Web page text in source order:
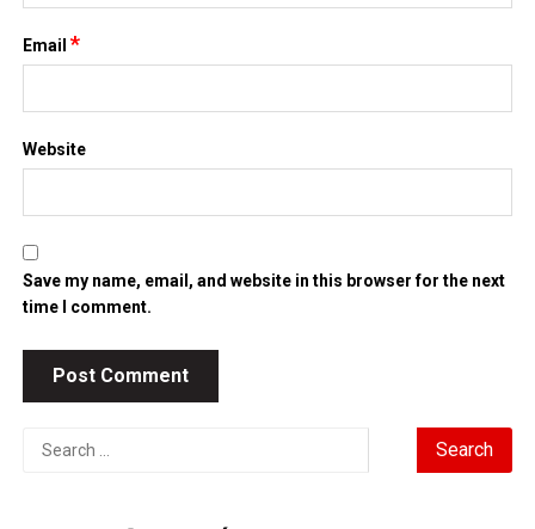
Email*
Website
Save my name, email, and website in this browser for the next
time I comment.
Search